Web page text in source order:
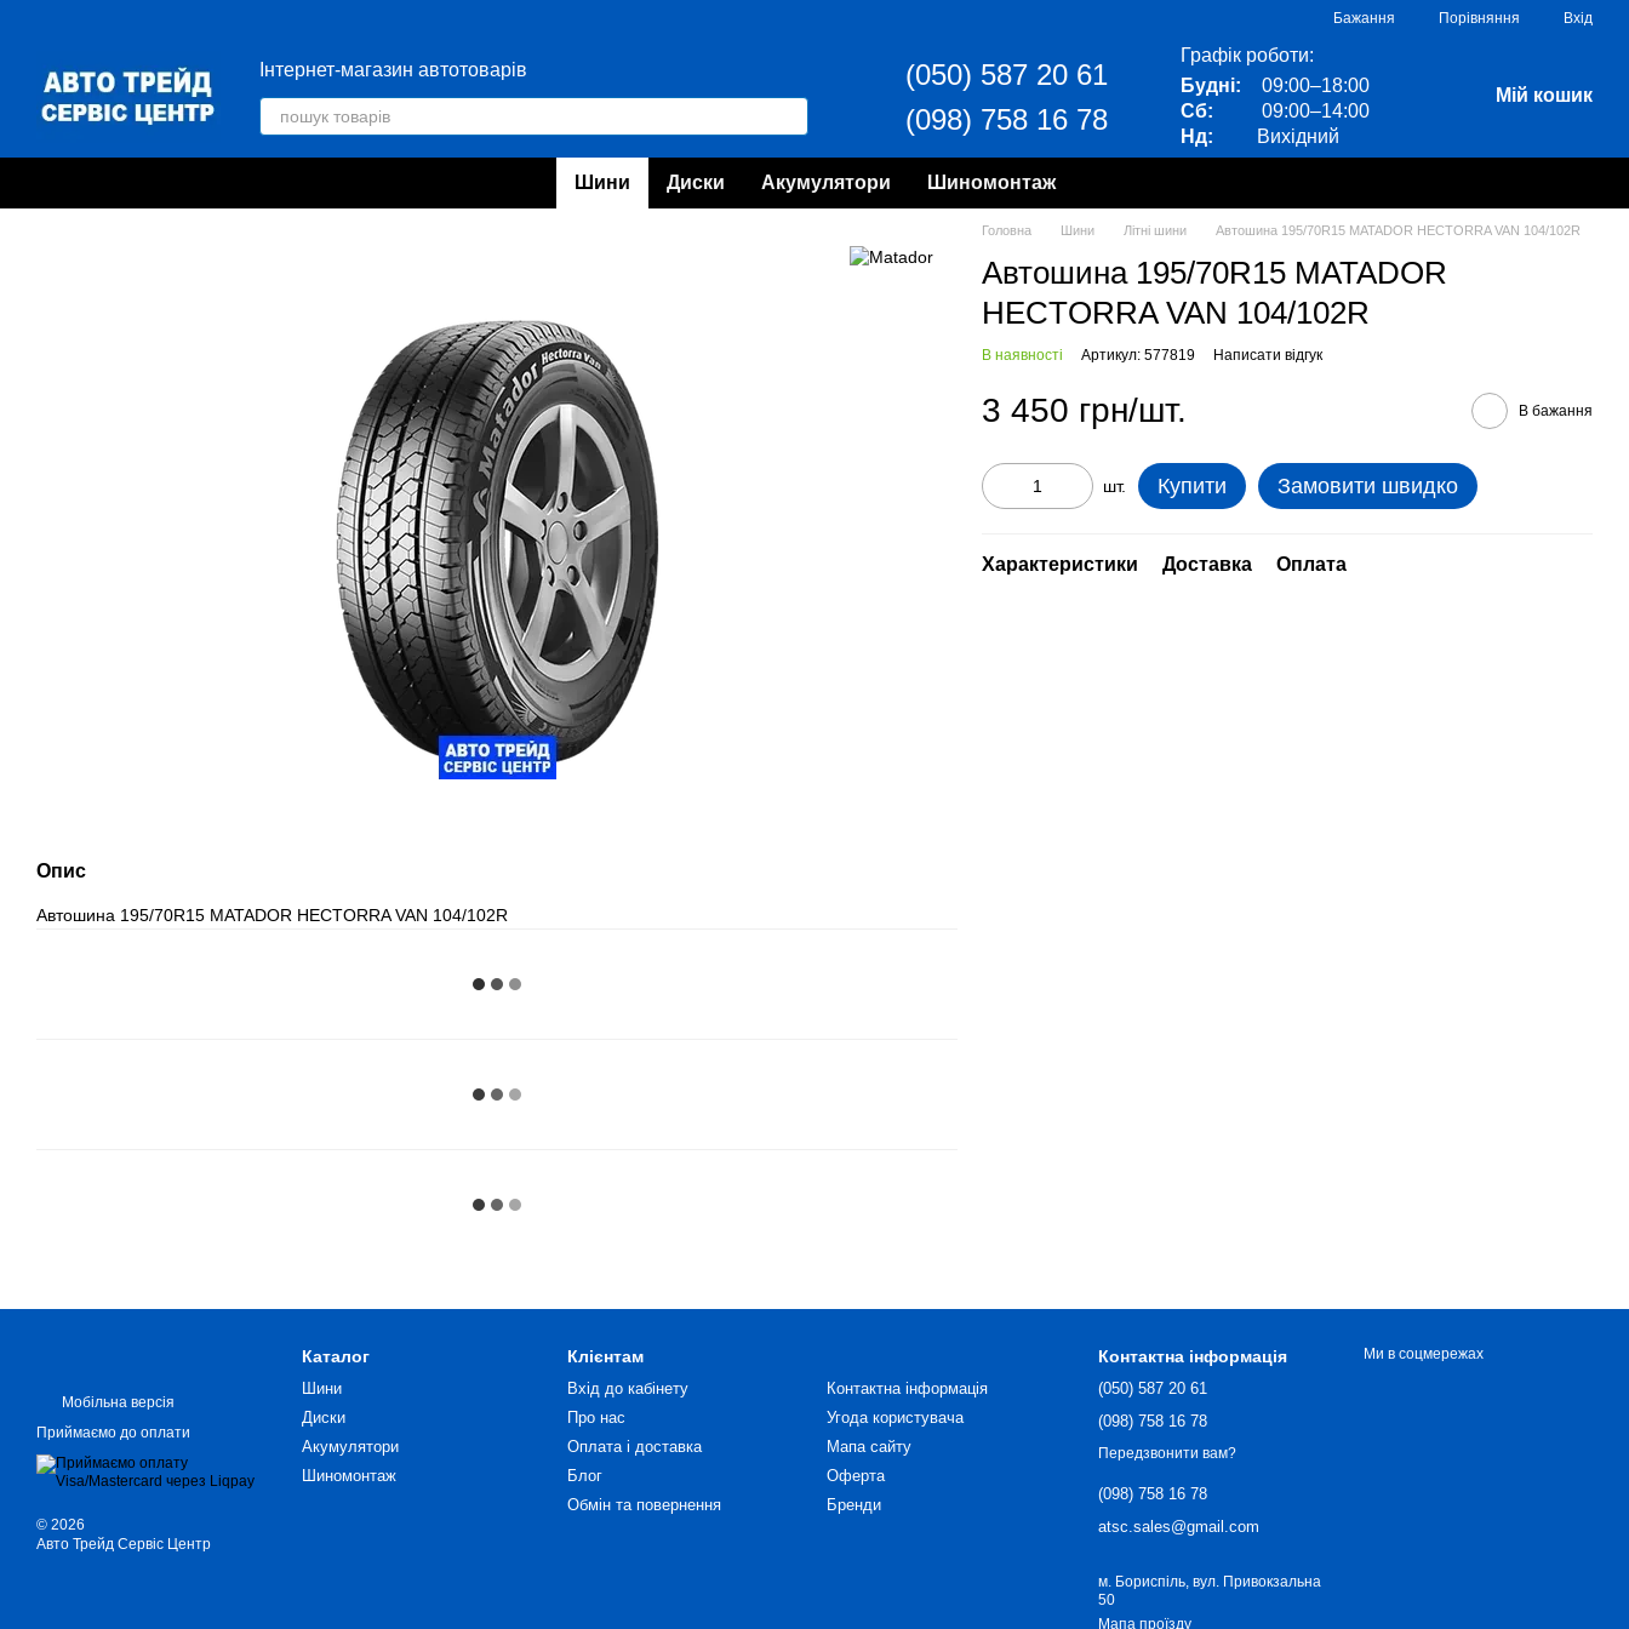
Бажання Порівняння Вхід
Інтернет-магазин автотоварів
(050) 587 20 61
(098) 758 16 78
Графік роботи:
Будні:
09:00–18:00
Сб:
09:00–14:00
Нд:
Вихідний
Мій кошик
Шини Диски Акумулятори Шиномонтаж
Опис
Автошина 195/70R15 MATADOR HECTORRA VAN 104/102R
Головна Шини Літні шини Автошина 195/70R15 MATADOR HECTORRA VAN 104/102R
Автошина 195/70R15 MATADOR
HECTORRA VAN 104/102R
В наявності Артикул: 577819 Написати відгук
3 450 грн/шт. В бажання
шт. Купити Замовити швидко
Характеристики Доставка Оплата
Мобільна версія
Приймаємо до оплати
© 2026
Авто Трейд Сервіс Центр
Каталог
Шини
Диски
Акумулятори
Шиномонтаж
Клієнтам
Вхід до кабінету
Про нас
Оплата і доставка
Блог
Обмін та повернення
Контактна інформація
Угода користувача
Мапа сайту
Оферта
Бренди
Контактна інформація
(050) 587 20 61
(098) 758 16 78
Передзвонити вам?
(098) 758 16 78
atsc.sales@gmail.com
м. Бориспіль, вул. Привокзальна
50
Мапа проїзду
Ми в соцмережах